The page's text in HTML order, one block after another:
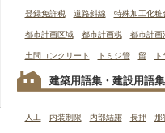
登録免許税 道路斜線 特殊加工化粧
都市計画区域 都市計画税 都市計画
土間コンクリート トミジ管 留
建築用語集・建設用語
人工 内装制限 内部結露 長押 那